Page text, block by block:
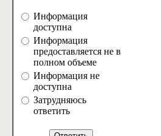
Информация
доступна
Информация
предоставляется не в
полном объеме
Информация не
доступна
Затрудняюсь
ответить